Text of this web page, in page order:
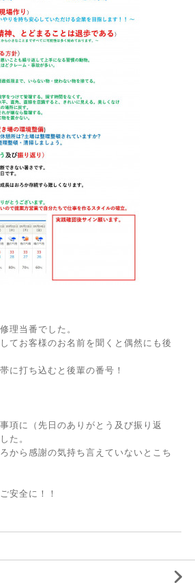
理当番でした。
てお客様のお名前を聞くと偶然にも後
に打ち込むと後輩の番号！
項に（先日のありがとう及び振り返
た。
から感謝の気持ち言えていないとこち
安全に！！